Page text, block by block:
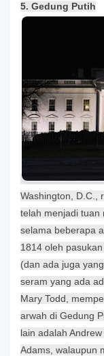
5. Gedung Putih
Washington, D.C.,
telah menjadi tuan
selama beberapa
1814 oleh
(dan ada juga
seram yang ada
Mary Todd,
arwah di Gedung
lain adalah
Adams, walaupun